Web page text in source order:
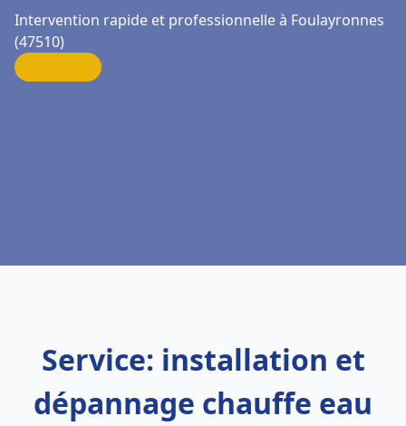
Intervention rapide et professionnelle à Foulayronnes
(47510)
Service: installation et
dépannage chauffe eau